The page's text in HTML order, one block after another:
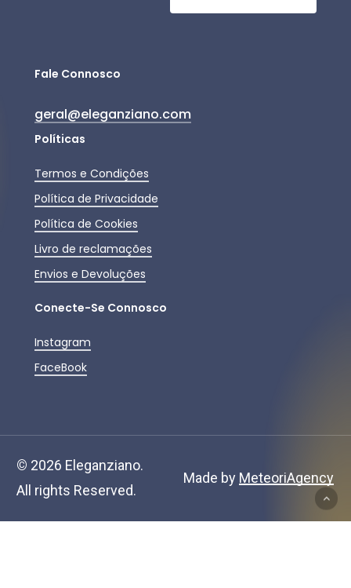
Ver Carrinho Finalizar Compras
Fale Connosco
geral@eleganziano.com
Políticas
Termos e Condições
Política de Privacidade
Política de Cookies
Livro de reclamações
Envios e Devoluções
Conecte-Se Connosco
Instagram
FaceBook
© 2026 Eleganziano.
All rights Reserved.
Made by MeteoriAgency